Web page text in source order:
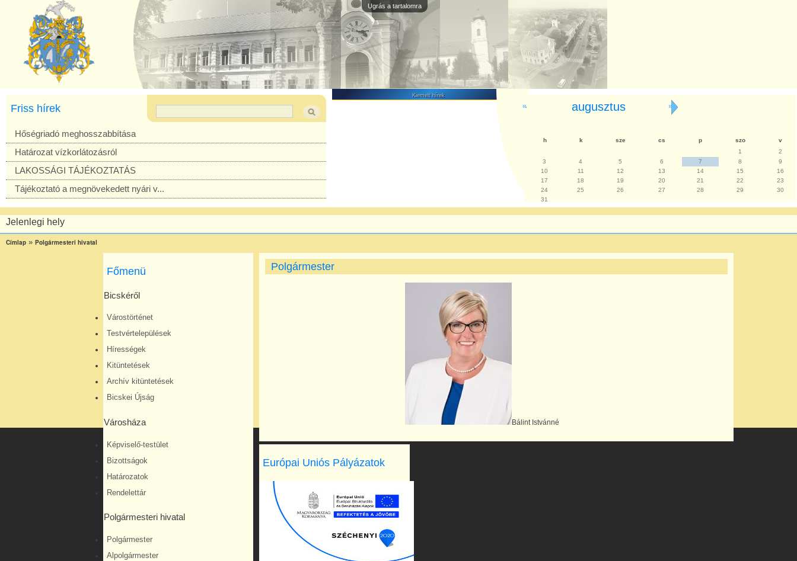
Ugrás a tartalomra
Friss hírek
Hőségriadó meghosszabbítása
Határozat vízkorlátozásról
LAKOSSÁGI TÁJÉKOZTATÁS
Tájékoztató a megnövekedett nyári v...
Kiemelt hírek
augusztus
« »
h k sze cs p szo
v
1
2
3
4 5 6 7 8
9
10
11 12 13 14 15
16
17
18 19 20 21 22
23
24
25 26 27 28 29
30
31
Jelenlegi hely
Címlap » Polgármesteri hivatal
Főmenü
Bicskéről
Várostörténet
Testvértelepülések
Hírességek
Kitüntetések
Archív kitüntetések
Bicskei Újság
Városháza
Képviselő-testület
Bizottságok
Határozatok
Rendelettár
Polgármesteri hivatal
Polgármester
Alpolgármester
Polgármester
Bálint Istvánné
Európai Uniós Pályázatok